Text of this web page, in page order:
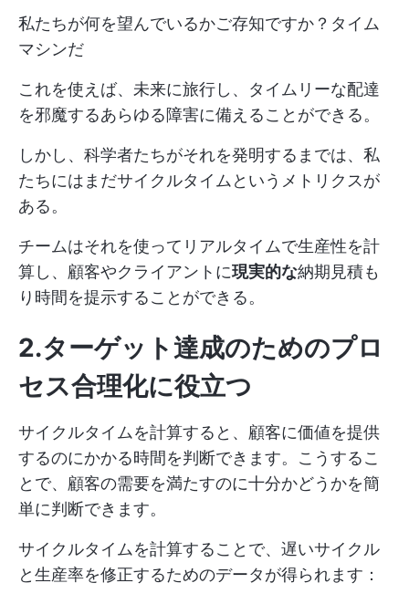
私たちが何を望んでいるかご存知ですか？タイム
マシンだ
これを使えば、未来に旅行し、タイムリーな配達
を邪魔するあらゆる障害に備えることができる。
しかし、科学者たちがそれを発明するまでは、私
たちにはまだサイクルタイムというメトリクスが
ある。
チームはそれを使ってリアルタイムで生産性を計
算し、顧客やクライアントに現実的な納期見積も
り時間を提示することができる。
2.ターゲット達成のためのプロ
セス合理化に役立つ
サイクルタイムを計算すると、顧客に価値を提供
するのにかかる時間を判断できます。こうするこ
とで、顧客の需要を満たすのに十分かどうかを簡
単に判断できます。
サイクルタイムを計算することで、遅いサイクル
と生産率を修正するためのデータが得られます：